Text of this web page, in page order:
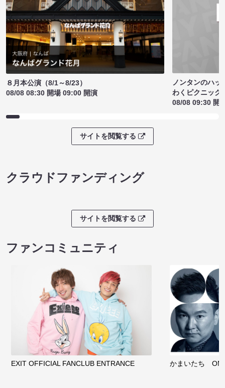
８月本公演（8/1～8/23）
08/08 08:30 開場 09:00 開演
ノンタンのハッ
わくピクニック
08/08 09:30 開
サイトを閲覧する
クラウドファンディング
サイトを閲覧する
ファンコミュニティ
EXIT OFFICIAL FANCLUB ENTRANCE かまいたち